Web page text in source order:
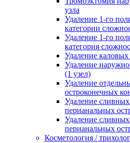
узла
Удаление 1-го
категории
Удаление 1-го
категория
Удаление
Удаление
(1 узел)
Удаление
остроконечных
Удаление
перианальных
Удаление
перианальных
Косметология /